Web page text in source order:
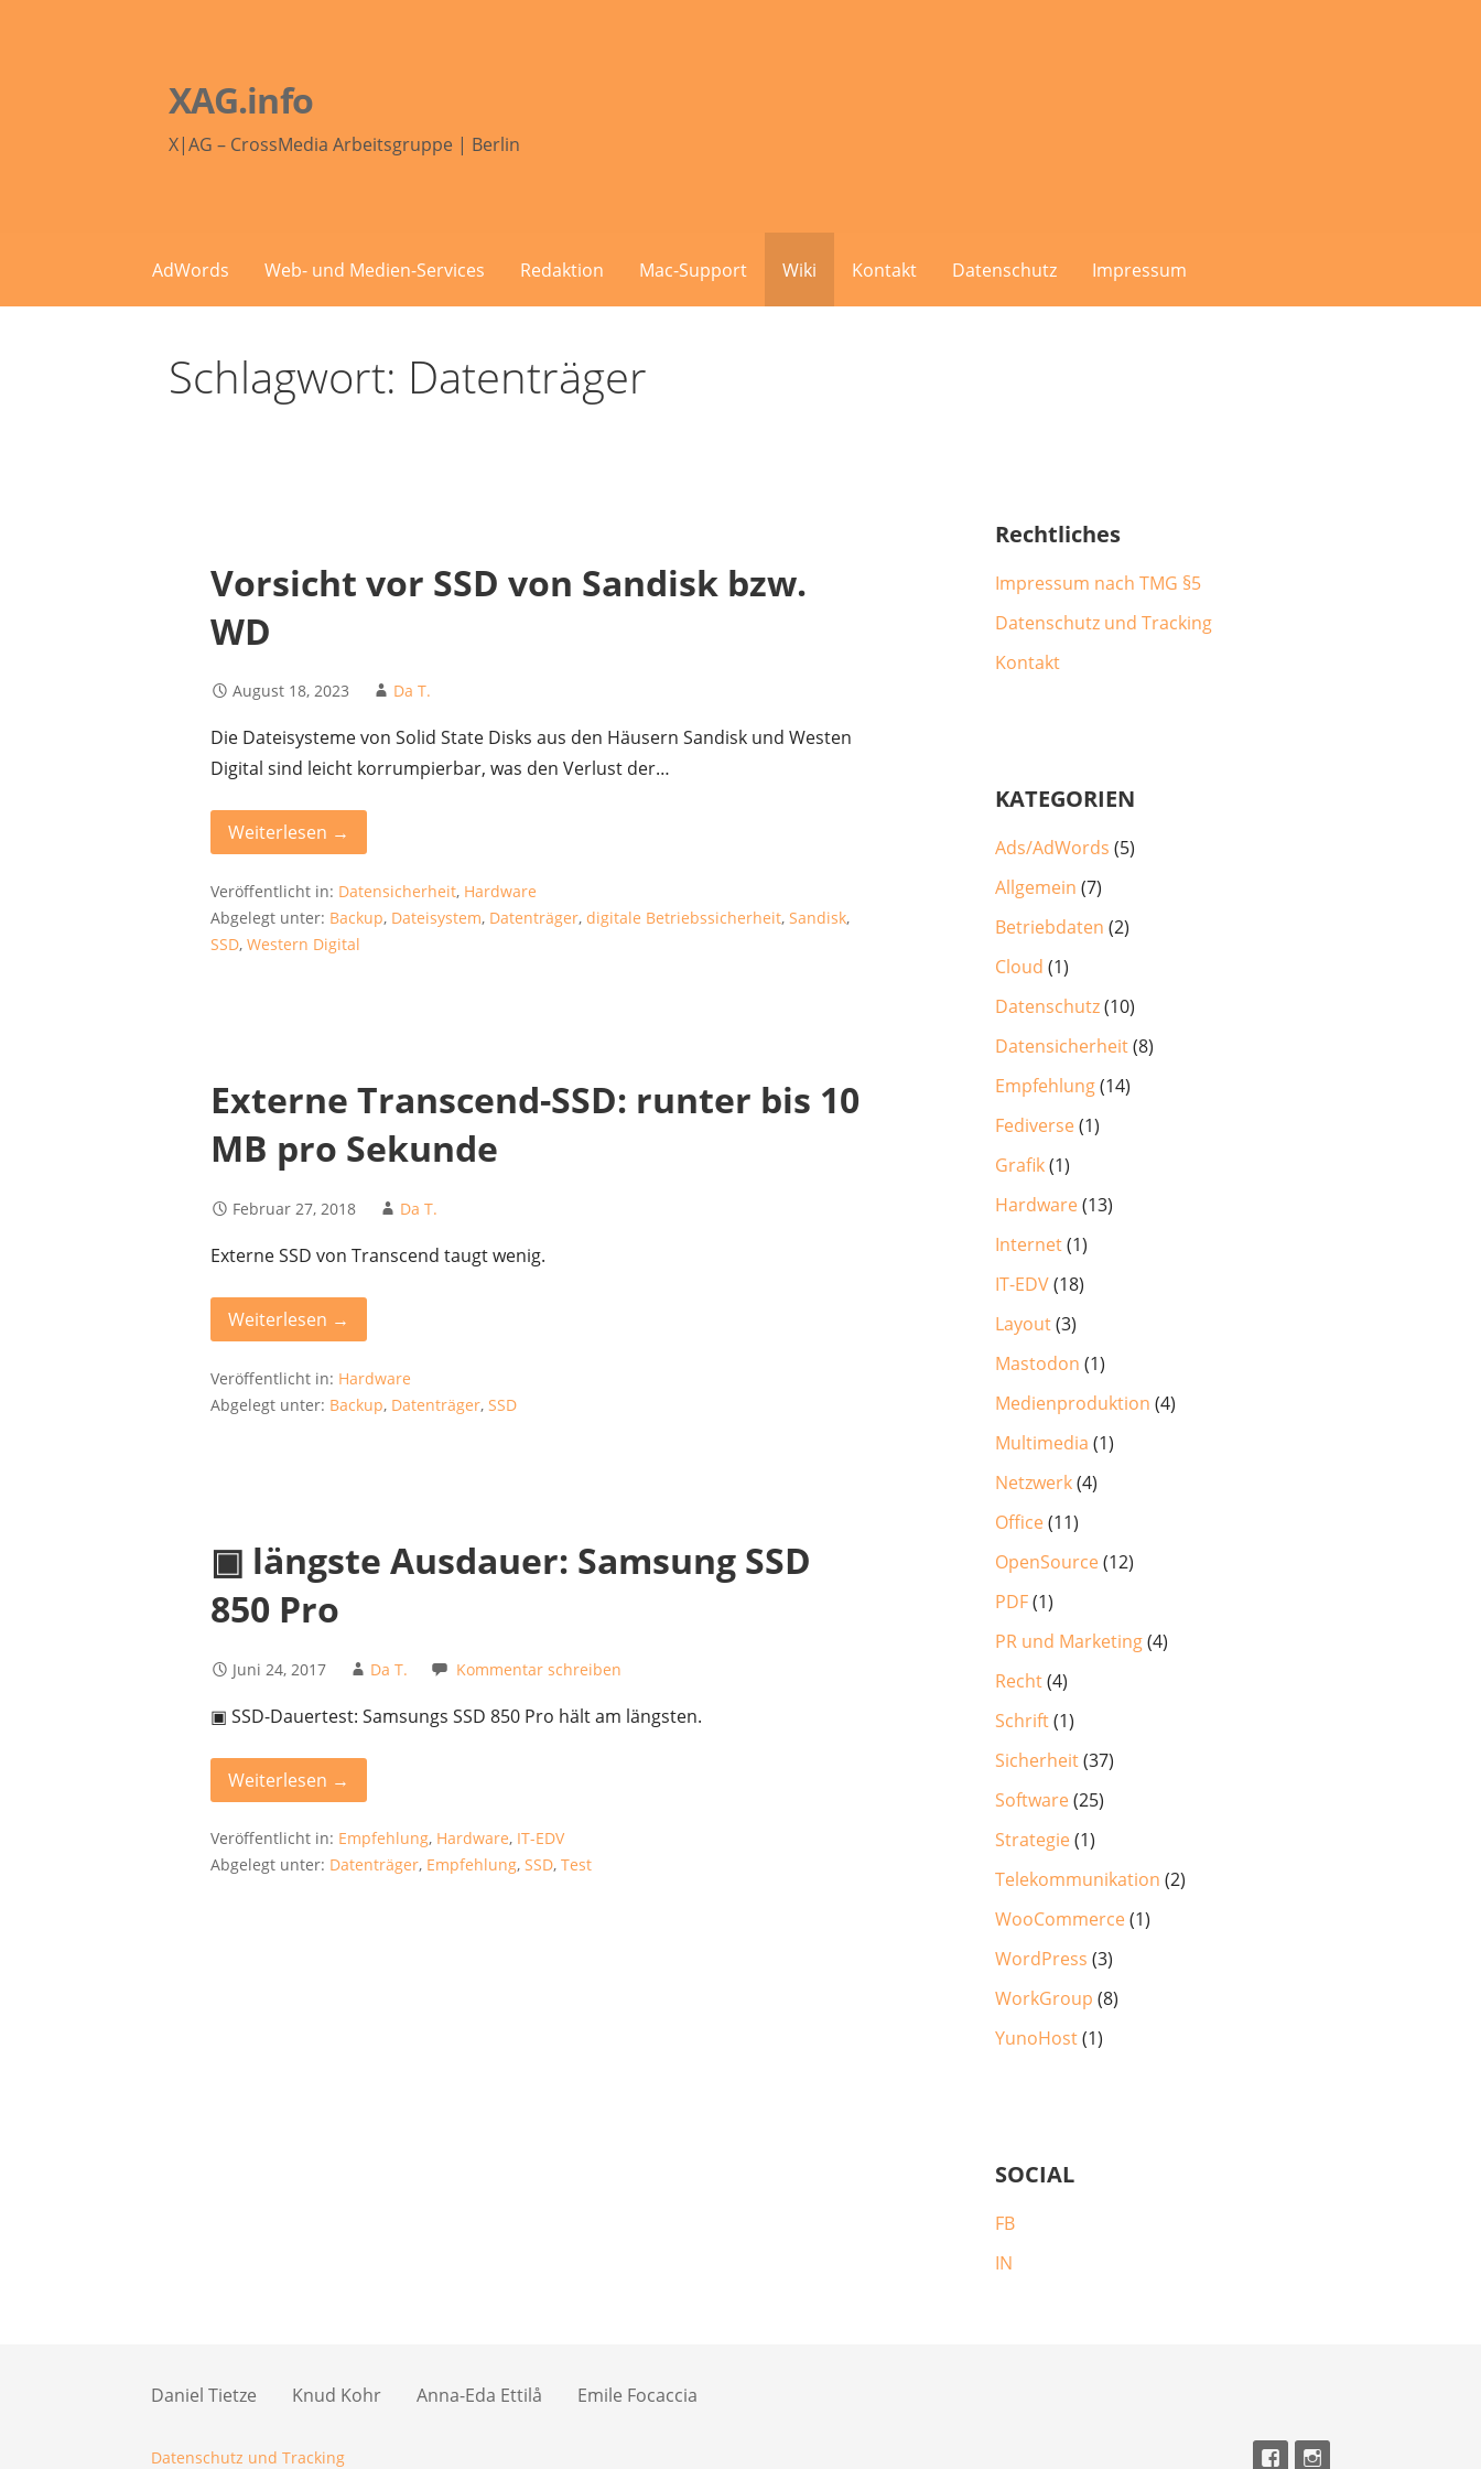
XAG.info
X|AG – CrossMedia Arbeitsgruppe | Berlin
AdWords Web- und Medien-Services Redaktion Mac-Support Wiki Kontakt Datenschutz Impressum
Schlagwort: Datenträger
Vorsicht vor SSD von Sandisk bzw.
WD
August 18, 2023 Da T.
Die Dateisysteme von Solid State Disks aus den Häusern Sandisk und Westen
Digital sind leicht korrumpierbar, was den Verlust der…
Weiterlesen →
Veröffentlicht in: Datensicherheit, Hardware
Abgelegt unter: Backup, Dateisystem, Datenträger,digitale Betriebssicherheit,Sandisk,
SSD,Western Digital
Externe Transcend-SSD: runter bis 10
MB pro Sekunde
Februar 27, 2018 Da T.
Externe SSD von Transcend taugt wenig.
Weiterlesen →
Veröffentlicht in: Hardware
Abgelegt unter: Backup, Datenträger,SSD
▣ längste Ausdauer: Samsung SSD
850 Pro
Juni 24, 2017 Da T. Kommentar schreiben
▣ SSD-Dauertest: Samsungs SSD 850 Pro hält am längsten.
Weiterlesen →
Veröffentlicht in: Empfehlung, Hardware, IT-EDV
Abgelegt unter: Datenträger, Empfehlung,SSD,Test
Rechtliches
Impressum nach TMG §5
Datenschutz und Tracking
Kontakt
KATEGORIEN
Ads/AdWords (5)
Allgemein (7)
Betriebdaten (2)
Cloud (1)
Datenschutz(10)
Datensicherheit(8)
Empfehlung(14)
Fediverse(1)
Grafik(1)
Hardware(13)
Internet(1)
IT-EDV(18)
Layout(3)
Mastodon (1)
Medienproduktion (4)
Multimedia (1)
Netzwerk(4)
Office(11)
OpenSource(12)
PDF(1)
PR und Marketing(4)
Recht(4)
Schrift(1)
Sicherheit(37)
Software(25)
Strategie(1)
Telekommunikation (2)
WooCommerce(1)
WordPress (3)
WorkGroup (8)
YunoHost(1)
SOCIAL
FB
IN
Daniel Tietze Knud Kohr Anna-Eda Ettilå Emile Focaccia
Datenschutz und Tracking